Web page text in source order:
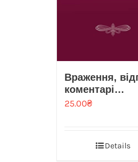
Враження,
коментарi…
25.00₴
Details